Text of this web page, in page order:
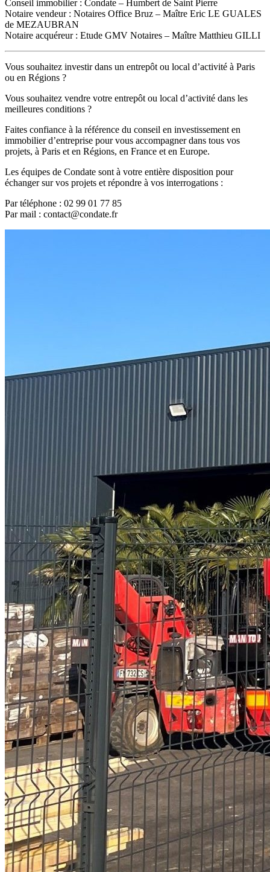
Conseil immobilier : Condate – Humbert de Saint Pierre
Notaire vendeur : Notaires Office Bruz – Maître Eric LE GUALES
de MEZAUBRAN
Notaire acquéreur : Etude GMV Notaires – Maître Matthieu GILLI
Vous souhaitez investir dans un entrepôt ou local d’activité à Paris
ou en Régions ?
Vous souhaitez vendre votre entrepôt ou local d’activité dans les
meilleures conditions ?
Faites confiance à la référence du conseil en investissement en
immobilier d’entreprise pour vous accompagner dans tous vos
projets, à Paris et en Régions, en France et en Europe.
Les équipes de Condate sont à votre entière disposition pour
échanger sur vos projets et répondre à vos interrogations :
Par téléphone : 02 99 01 77 85
Par mail : contact@condate.fr